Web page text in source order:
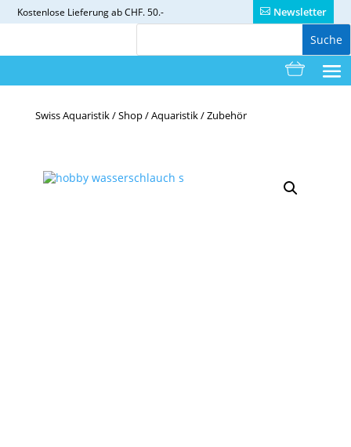
Kostenlose Lieferung ab CHF. 50.- Newsletter
Swiss Aquaristik/Shop/Aquaristik/Zubehör